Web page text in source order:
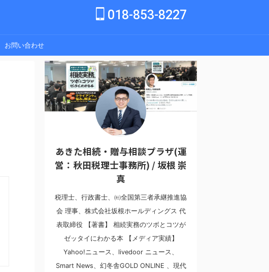
018-853-8227
お問い合わせ
あきた相続・贈与相談プラザ(運
営：秋田税理士事務所) / 坂根 崇
真
税理士、行政書士、㈳全国第三者承継推進協
会 理事、株式会社坂根ホールディングス 代
表取締役 【著書】 相続実務のツボとコツが
ゼッタイにわかる本 【メディア実績】
Yahoo!ニュース、livedoor ニュース、
Smart News、幻冬舎GOLD ONLINE 、現代